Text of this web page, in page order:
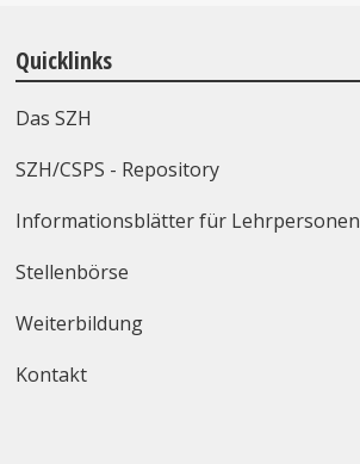
Quicklinks
Das SZH
SZH/CSPS - Repository
Informationsblätter für Lehrpersonen
Stellenbörse
Weiterbildung
Kontakt